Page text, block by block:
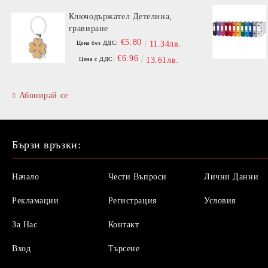
Ключодържател Детелина,
гравиране
Цена без ДДС: €5.80 11.34лв.
Цена с ДДС: €6.96 13.61лв.
Абонирай се
Бързи връзки:
Начало
Рекламации
За Нас
Вход
Чести Въпроси
Регистрация
Контакт
Търсене
Лични Данни
Условия